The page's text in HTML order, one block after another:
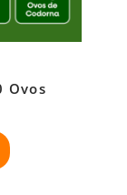
Ovos